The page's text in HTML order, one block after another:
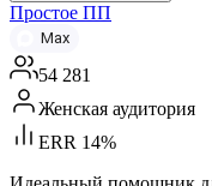
Простое ПП
Max
54 281
Женская аудитория
ERR 14%